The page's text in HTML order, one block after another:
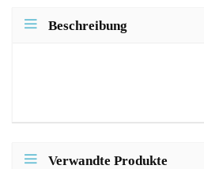
Beschreibung
Verwandte Produkte